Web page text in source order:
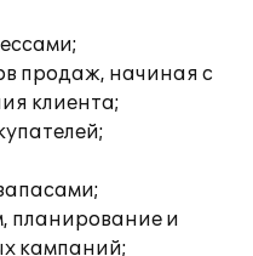
продаж, начиная с
клиента;
планирование и
кампаний;